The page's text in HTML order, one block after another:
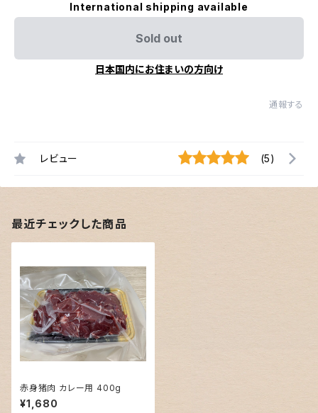
International shipping available
Sold out
日本国内にお住まいの方向け
通報する
レビュー (5)
最近チェックした商品
赤身猪肉 カレー用 400g
¥1,680